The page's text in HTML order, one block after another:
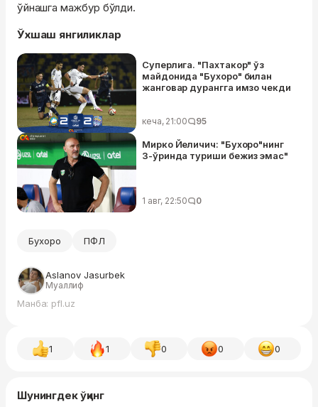
ўйнашга мажбур бўлди.
Ўхшаш янгиликлар
Суперлига. "Пахтакор" ўз
майдонида "Бухоро" билан
жанговар дурангга имзо чекди
кеча, 21:00 95
Мирко Йеличич: "Бухоро"нинг
3-ўринда туриши бежиз эмас"
1 авг, 22:50 0
Бухоро ПФЛ
Aslanov Jasurbek
Муаллиф
Манба: pfl.uz
1 1 0 0 0
Шунингдек ўқинг